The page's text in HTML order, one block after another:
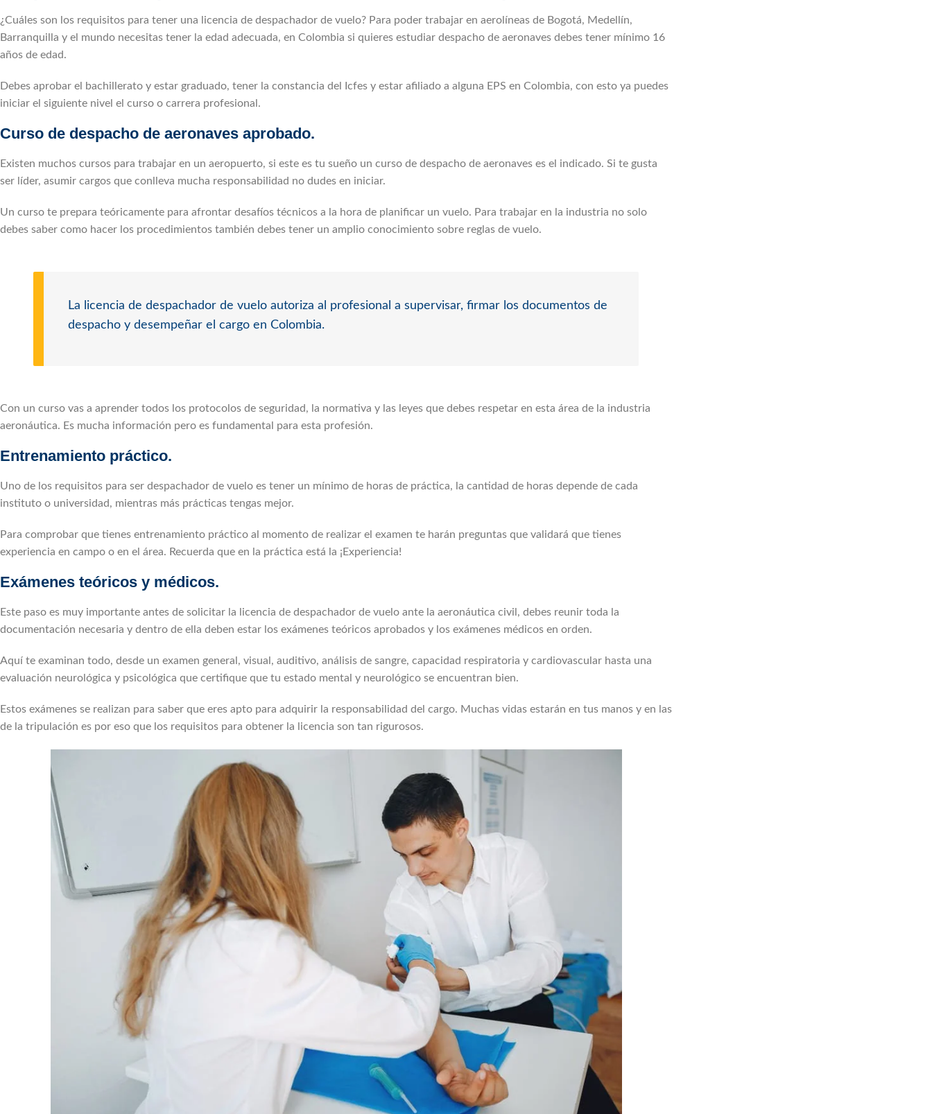
¿Cuáles son los requisitos para tener una licencia de despachador de vuelo? Para poder trabajar en aerolíneas de Bogotá, Medellín,
Barranquilla y el mundo necesitas tener la edad adecuada, en Colombia si quieres estudiar despacho de aeronaves debes tener mínimo 16
años de edad.
Debes aprobar el bachillerato y estar graduado, tener la constancia del Icfes y estar afiliado a alguna EPS en Colombia, con esto ya puedes
iniciar el siguiente nivel el curso o carrera profesional.
Curso de despacho de aeronaves aprobado.
Existen muchos cursos para trabajar en un aeropuerto, si este es tu sueño un curso de despacho de aeronaves es el indicado. Si te gusta
ser líder, asumir cargos que conlleva mucha responsabilidad no dudes en iniciar.
Un curso te prepara teóricamente para afrontar desafíos técnicos a la hora de planificar un vuelo. Para trabajar en la industria no solo
debes saber como hacer los procedimientos también debes tener un amplio conocimiento sobre reglas de vuelo.
La licencia de despachador de vuelo autoriza al profesional a supervisar, firmar los documentos de
despacho y desempeñar el cargo en Colombia.
Con un curso vas a aprender todos los protocolos de seguridad, la normativa y las leyes que debes respetar en esta área de la industria
aeronáutica. Es mucha información pero es fundamental para esta profesión.
Entrenamiento práctico.
Uno de los requisitos para ser despachador de vuelo es tener un mínimo de horas de práctica, la cantidad de horas depende de cada
instituto o universidad, mientras más prácticas tengas mejor.
Para comprobar que tienes entrenamiento práctico al momento de realizar el examen te harán preguntas que validará que tienes
experiencia en campo o en el área. Recuerda que en la práctica está la ¡Experiencia!
Exámenes teóricos y médicos.
Este paso es muy importante antes de solicitar la licencia de despachador de vuelo ante la aeronáutica civil, debes reunir toda la
documentación necesaria y dentro de ella deben estar los exámenes teóricos aprobados y los exámenes médicos en orden.
Aquí te examinan todo, desde un examen general, visual, auditivo, análisis de sangre, capacidad respiratoria y cardiovascular hasta una
evaluación neurológica y psicológica que certifique que tu estado mental y neurológico se encuentran bien.
Estos exámenes se realizan para saber que eres apto para adquirir la responsabilidad del cargo. Muchas vidas estarán en tus manos y en las
de la tripulación es por eso que los requisitos para obtener la licencia son tan rigurosos.